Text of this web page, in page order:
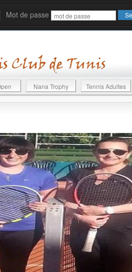
Mot de passe
Nana Trophy Tennis Adultes